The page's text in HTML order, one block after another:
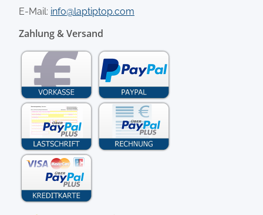
E-Mail: info@laptiptop.com
Zahlung & Versand